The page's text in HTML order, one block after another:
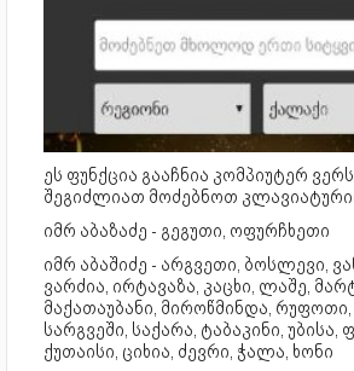
ეს ფუნქცია გააჩნია კომპიუტერ
შეგიძლიათ მოძებნოთ
იმრ აბაზაძე - გეგუთი, ოფურჩხეთი
იმრ აბაშიძე - არგვეთი, ბოსლევი,
ვარძია, ირტავაზა, კაცხი, ლაშე,
მაქათაუბანი, მიროწმინდა, რუფოთი,
სარგვეში, საქარა, ტაბაკინი,
ქუთაისი, ციხია, ძევრი, ჭალა, ხონი